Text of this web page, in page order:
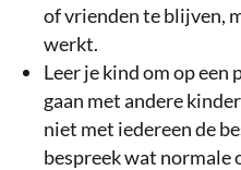
of vrienden te blijven,
werkt.
Leer je kind om op
gaan met andere
niet met iedereen de
bespreek wat normale